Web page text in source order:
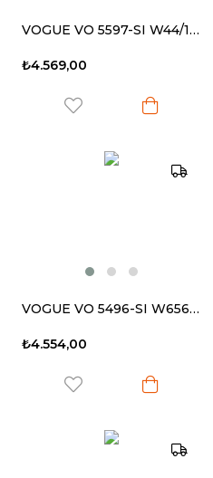
VOGUE VO 5597-SI W44/11 53-19 140 Kadın Güneş Gözlüğü
₺4.569,00
VOGUE VO 5496-SI W65613 54-17 140 Kadın Güneş Gözlüğü
₺4.554,00